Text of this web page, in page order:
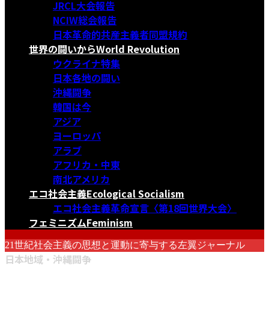
JRCL大会報告
NCIW総会報告
日本革命的共産主義者同盟規約
世界の闘いからWorld Revolution
ウクライナ特集
日本各地の闘い
沖縄闘争
韓国は今
アジア
ヨーロッパ
アラブ
アフリカ・中東
南北アメリカ
エコ社会主義Ecological Socialism
エコ社会主義革命宣言〈第18回世界大会〉
フェミニズムFeminism
21世紀社会主義の思想と運動に寄与する左翼ジャーナル
日本地域・沖縄闘争